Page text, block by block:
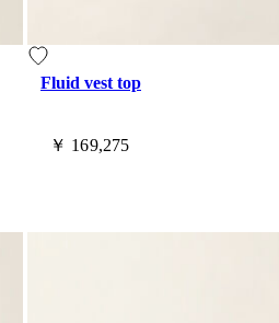
Fluid vest top
￥ 169,275